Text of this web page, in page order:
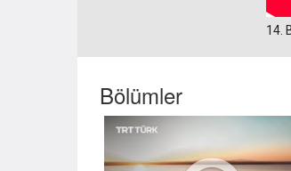
14.
Bölümler